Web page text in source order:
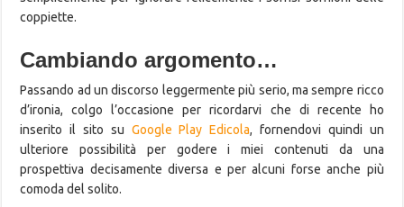
coppiette.
Cambiando argomento…
Passando ad un discorso leggermente più serio, ma sempre ricco
d’ironia, colgo l’occasione per ricordarvi che di recente ho
inserito il sito su Google Play Edicola, fornendovi quindi un
ulteriore possibilità per godere i miei contenuti da una
prospettiva decisamente diversa e per alcuni forse anche più
comoda del solito.